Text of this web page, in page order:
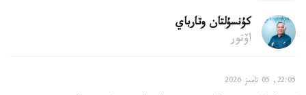
كۇنسۇلتان وتارباي
اۆتور
22:05, 05 تامىز 2026